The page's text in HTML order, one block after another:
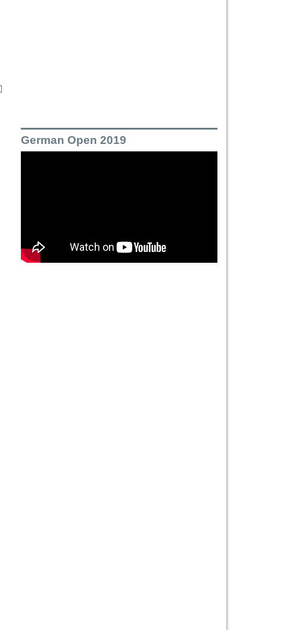
German Open 2019